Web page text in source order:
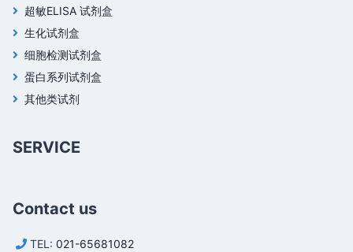
超敏ELISA 试剂盒
生化试剂盒
细胞检测试剂盒
蛋白系列试剂盒
其他类试剂
SERVICE
Contact us
TEL: 021-65681082